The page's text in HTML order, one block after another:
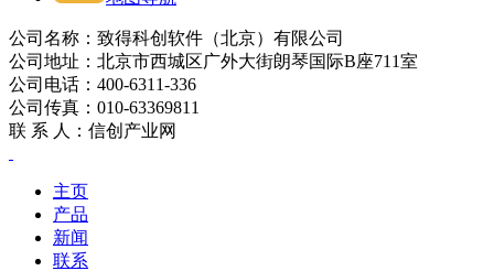
公司名称：致得科创软件（北京）有限公司
公司地址：北京市西城区广外大街朗琴国际B座711室
公司电话：400-6311-336
公司传真：010-63369811
联 系 人：信创产业网
主页
产品
新闻
联系